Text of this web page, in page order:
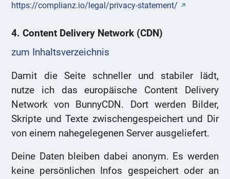
https://complianz.io/legal/privacy-statement/
4. Content Delivery Network (CDN)
zum Inhaltsverzeichnis
Damit die Seite schneller und stabiler lädt,
nutze ich das europäische Content Delivery
Network von BunnyCDN. Dort werden Bilder,
Skripte und Texte zwischengespeichert und Dir
von einem nahegelegenen Server ausgeliefert.
Deine Daten bleiben dabei anonym. Es werden
keine persönlichen Infos gespeichert oder an